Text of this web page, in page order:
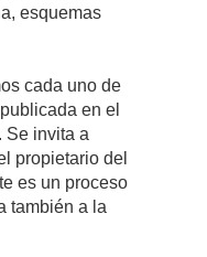
esquemas
cada uno de
en el
Se invita a
propietario del
es un proceso
también a la